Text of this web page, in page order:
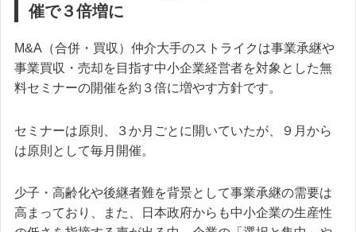
催で３倍増に
M&A（合併・買収）仲介大手のストライクは事業承継や
事業買収・売却を目指す中小企業経営者を対象とした無
料セミナーの開催を約３倍に増やす方針です。
セミナーは原則、３か月ごとに開いていたが、９月から
は原則として毎月開催。
少子・高齢化や後継者難を背景として事業承継の需要は
高まっており、また、日本政府からも中小企業の生産性